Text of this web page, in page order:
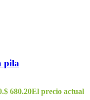
pila
$ 680.20El precio actual